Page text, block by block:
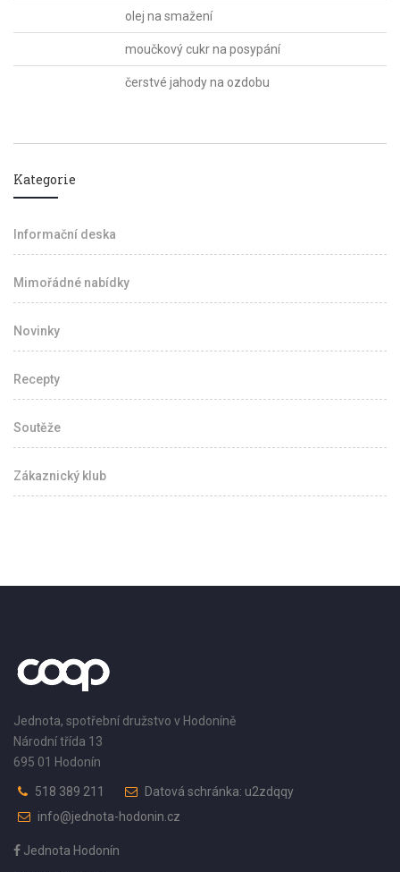
olej na smažení
moučkový cukr na posypání
čerstvé jahody na ozdobu
Kategorie
Informační deska
Mimořádné nabídky
Novinky
Recepty
Soutěže
Zákaznický klub
Jednota, spotřební družstvo v Hodoníně
Národní třída 13
695 01 Hodonín
518 389 211
Datová schránka: u2zdqqy
info@jednota-hodonin.cz
Jednota Hodonín